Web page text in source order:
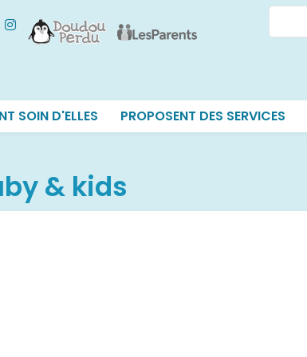
SOIN D'ELLES PROPOSENT DES SERVICES
& kids